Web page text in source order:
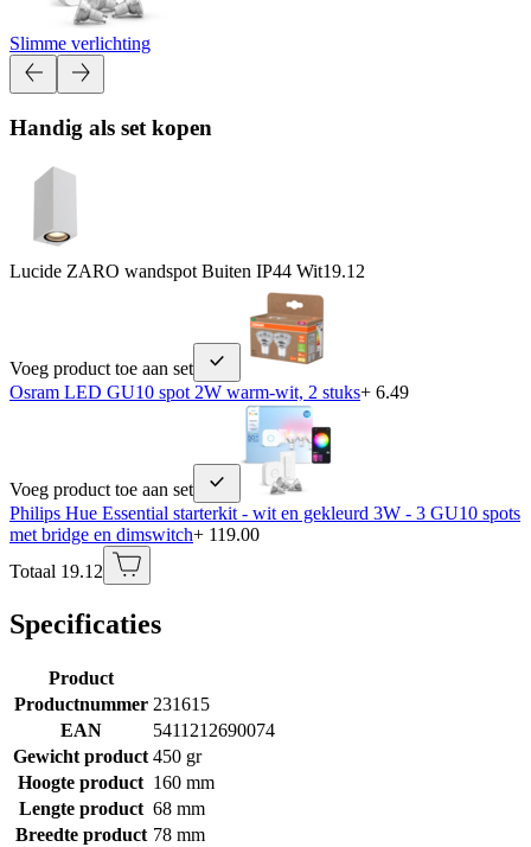
Slimme verlichting
Handig als set kopen
Lucide ZARO wandspot Buiten IP44 Wit19.12
Voeg product toe aan set
Osram LED GU10 spot 2W warm-wit, 2 stuks+ 6.49
Voeg product toe aan set
Philips Hue Essential starterkit - wit en gekleurd 3W - 3 GU10 spots
met bridge en dimswitch+ 119.00
Totaal 19.12
Specificaties
Product
Productnummer 231615
EAN
5411212690074
Gewicht product 450 gr
Hoogte product 160 mm
Lengte product 68 mm
Breedte product 78 mm